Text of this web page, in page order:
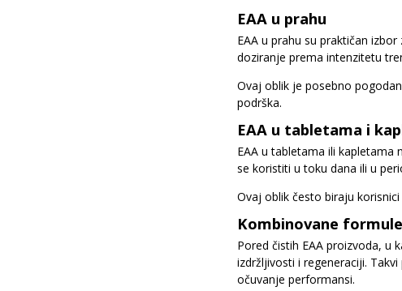
EAA u prahu
EAA u prahu su praktičan
doziranje prema intenzitetu
Ovaj oblik je posebno
podrška.
EAA u tabletama i
EAA u tabletama ili
se koristiti u toku dana ili u
Ovaj oblik često biraju
Kombinovane
Pored čistih EAA proizvoda, u
izdržljivosti i regeneraciji.
očuvanje performansi.